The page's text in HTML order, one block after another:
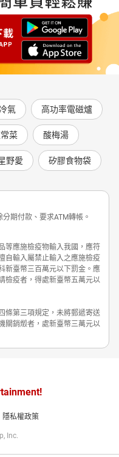
氣 高功率電磁爐
菜 酸梅湯
野愛 矽膠食物袋
期付款、要求ATM轉帳。
等應施檢疫物輸入我國，應符
自輸入屬禁止輸入之應施檢疫
新臺幣三百萬元以下罰金。應
檢疫者，得處新臺幣五萬元以
條第三項規定，未將郵遞寄送
關銷燬者，處新臺幣三萬元以
隱私權政策
Inc.